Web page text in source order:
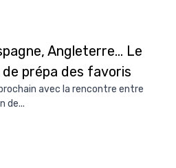
Angleterre... Le
prépa des favoris
avec la rencontre entre
de...